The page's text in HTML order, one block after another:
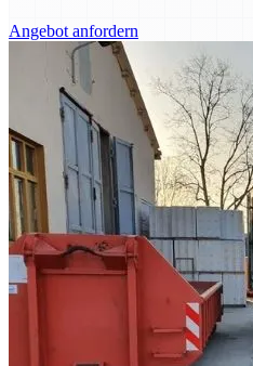
Angebot anfordern